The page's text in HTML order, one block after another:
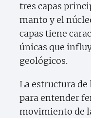
tres capas
manto y el
capas tiene
únicas que
geológicos.
La estructura de
para entender
movimiento de